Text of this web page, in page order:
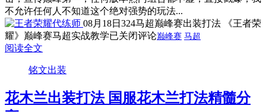
不允许任何人不知道这个绝对强势的玩法...
08月18日 324马超巅峰赛出装打法 《王者荣
耀》巅峰赛马超实战教学已关闭评论巅峰赛 马超
阅读全文
铭文出装
花木兰出装打法 国服花木兰打法精髓分